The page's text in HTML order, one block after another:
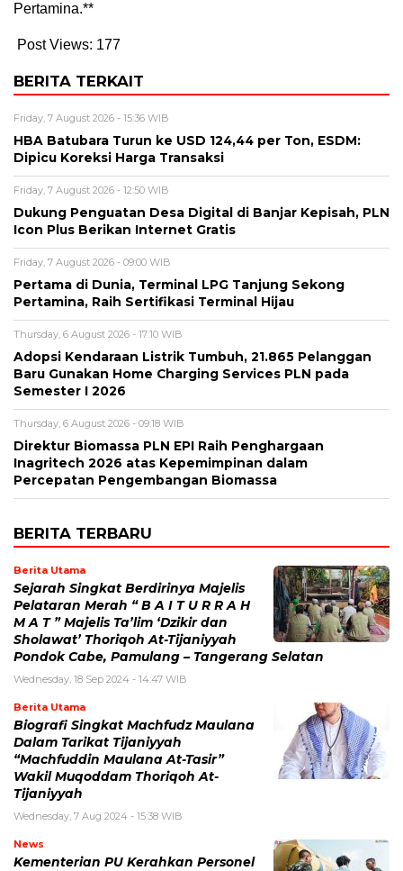
Pertamina.**
Post Views: 177
BERITA TERKAIT
Friday, 7 August 2026 - 15:36 WIB
HBA Batubara Turun ke USD 124,44 per Ton, ESDM:
Dipicu Koreksi Harga Transaksi
Friday, 7 August 2026 - 12:50 WIB
Dukung Penguatan Desa Digital di Banjar Kepisah, PLN
Icon Plus Berikan Internet Gratis
Friday, 7 August 2026 - 09:00 WIB
Pertama di Dunia, Terminal LPG Tanjung Sekong
Pertamina, Raih Sertifikasi Terminal Hijau
Thursday, 6 August 2026 - 17:10 WIB
Adopsi Kendaraan Listrik Tumbuh, 21.865 Pelanggan
Baru Gunakan Home Charging Services PLN pada
Semester I 2026
Thursday, 6 August 2026 - 09:18 WIB
Direktur Biomassa PLN EPI Raih Penghargaan
Inagritech 2026 atas Kepemimpinan dalam
Percepatan Pengembangan Biomassa
BERITA TERBARU
Berita Utama
Sejarah Singkat Berdirinya Majelis
Pelataran Merah “ B A I T U R R A H
M A T ” Majelis Ta’lim ‘Dzikir dan
Sholawat’ Thoriqoh At-Tijaniyyah
Pondok Cabe, Pamulang – Tangerang Selatan
Wednesday, 18 Sep 2024 - 14:47 WIB
Berita Utama
Biografi Singkat Machfudz Maulana
Dalam Tarikat Tijaniyyah
“Machfuddin Maulana At-Tasir”
Wakil Muqoddam Thoriqoh At-
Tijaniyyah
Wednesday, 7 Aug 2024 - 15:38 WIB
News
Kementerian PU Kerahkan Personel